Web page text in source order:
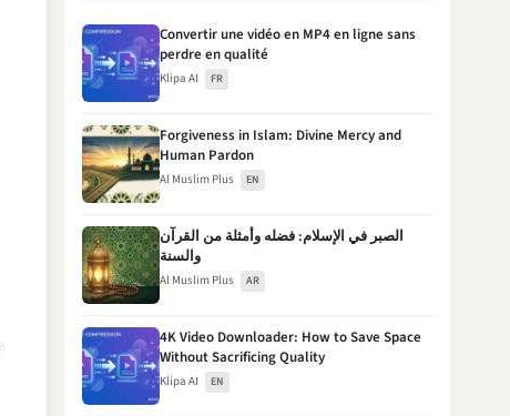
Convertir une vidéo en MP4 en ligne sans
perdre en qualité
Klipa AI FR
Forgiveness in Islam: Divine Mercy and
Human Pardon
Al Muslim Plus EN
الصبر في الإسلام: فضله وأمثلة من القرآن
والسنة
Al Muslim Plus AR
4K Video Downloader: How to Save Space
Without Sacrificing Quality
Klipa AI EN